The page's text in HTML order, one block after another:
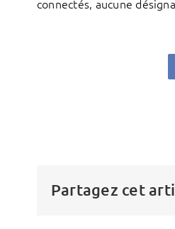
connectés, aucune
Partagez cet